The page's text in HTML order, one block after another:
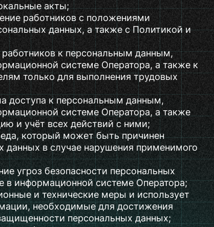
акты;
работников с положениями
данных, а также с Политикой и
к персональным данным,
системе Оператора, а также к
только для выполнения трудовых
доступа к персональным данным,
системе Оператора, а также
и учёт всех действий с ними;
который может быть причинен
данных в случае нарушения применимого
угроз безопасности персональных
в информационной системе Оператора;
и технические меры и использует
необходимые для достижения
персональных данных;